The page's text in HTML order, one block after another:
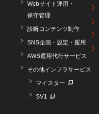
Webサイト運用・
保守管理
診断コンテンツ制作
SNS企画・設定・運用
AWS運用代行サービス
その他インフラサービス
マイスター
SV1